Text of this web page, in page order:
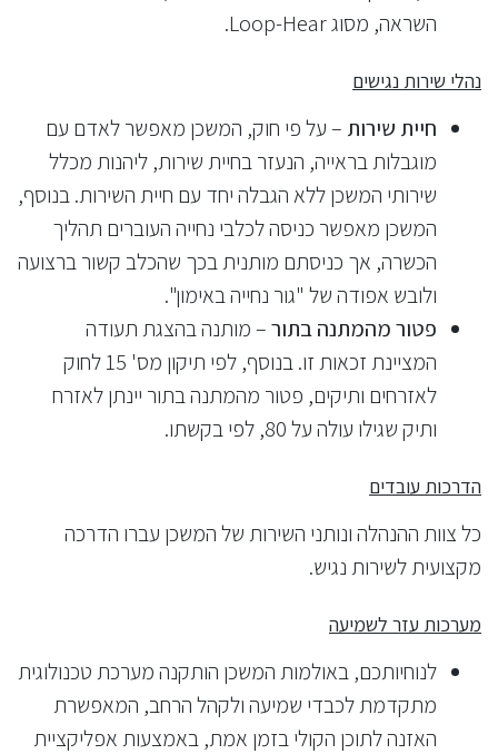
השראה, מסוג Loop-Hear.
נהלי שירות נגישים
חיית שירות – על פי חוק, המשכן מאפשר לאדם עם
מוגבלות בראייה, הנעזר בחיית שירות, ליהנות מכלל
שירותי המשכן ללא הגבלה יחד עם חיית השירות. בנוסף,
המשכן מאפשר כניסה לכלבי נחייה העוברים תהליך
הכשרה, אך כניסתם מותנית בכך שהכלב קשור ברצועה
ולובש אפודה של "גור נחייה באימון".
פטור מהמתנה בתור– מותנה בהצגת תעודה
המציינת זכאות זו. בנוסף, לפי תיקון מס' 15 לחוק
לאזרחים ותיקים, פטור מהמתנה בתור יינתן לאזרח
ותיק שגילו עולה על 80, לפי בקשתו.
הדרכות עובדים
כל צוות ההנהלה ונותני השירות של המשכן עברו הדרכה
מקצועית לשירות נגיש.
מערכות עזר לשמיעה
לנוחיותכם, באולמות המשכן הותקנה מערכת טכנולוגית
מתקדמת לכבדי שמיעה ולקהל הרחב, המאפשרת
האזנה לתוכן הקולי בזמן אמת, באמצעות אפליקציית